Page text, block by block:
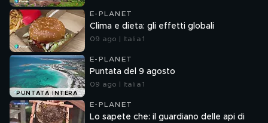
E-PLANET
Clima e dieta: gli effetti globali
09 ago | Italia 1
PUNTATA INTERA
E-PLANET
Puntata del 9 agosto
09 ago | Italia 1
E-PLANET
Lo sapete che: il guardiano delle api di